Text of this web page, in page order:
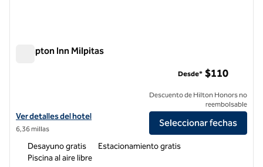
Hampton Inn Milpitas
Ver detalles del hotel Hampton Inn Milpitas
Ver detalles del hotel
6,36 millas
Desde* $110
Descuento de Hilton Honors no
reembolsable
Seleccionar fechas
Desayuno gratis
Estacionamiento gratis
Piscina al aire libre